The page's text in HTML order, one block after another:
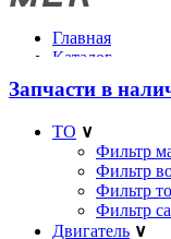
Главная
Каталог
Bardahl
Корпоративным
Новости
B-in
Отзывы
Контакты
Запчасти в
ТО ∨
Фильтр
Фильтр
Фильтр
Фильтр
Двигатель ∨